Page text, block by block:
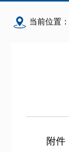
当前位置：
附件